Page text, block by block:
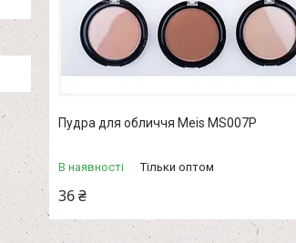
Пудра для обличчя Meis MS007P
В наявності Тільки оптом
36 ₴